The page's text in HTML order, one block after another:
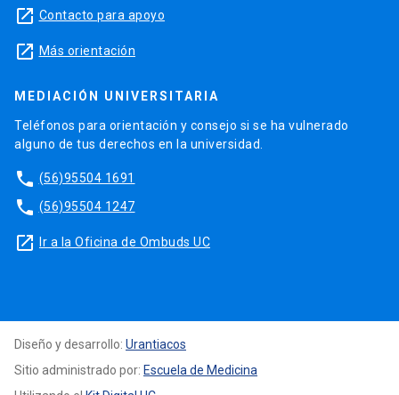
launch Contacto para apoyo
launch Más orientación
MEDIACIÓN UNIVERSITARIA
Teléfonos para orientación y consejo si se ha vulnerado
alguno de tus derechos en la universidad.
phone (56)95504 1691
phone (56)95504 1247
launch Ir a la Oficina de Ombuds UC
Diseño y desarrollo: Urantiacos
Sitio administrado por: Escuela de Medicina